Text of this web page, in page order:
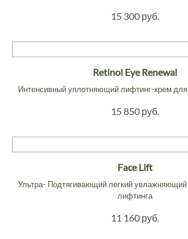
15 300 руб.
Retinol Eye Renewal
Интенсивный уплотняющий лифтинг-крем для
15 850 руб.
Face Lift
Ультра- Подтягивающий легкий
лифтинга
11 160 руб.